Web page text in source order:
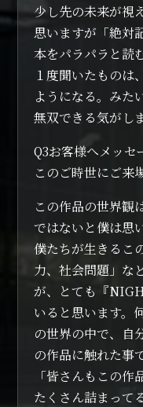
少し先の未来が視
思いますが「絶対
本をパラパラと読
１度聞いたものは
ようになる。みた
無双できる気がし
Q3お客様へメッセ
このご時世にご来
この作品の世界観
ではないと僕は思
僕たちが生きるこ
力、社会問題」な
が、とても『
いると思います。
の世界の中で、自
の作品に触れた事
「皆さんもこの
たくさん詰まって